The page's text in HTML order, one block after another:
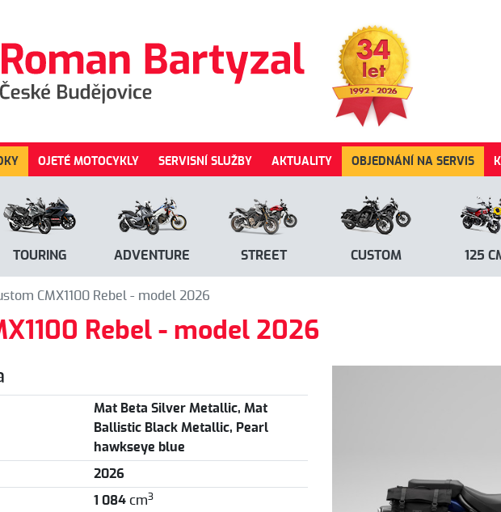
OJETÉ MOTOCYKLY SERVISNÍ SLUŽBY AKTUALITY OBJEDNÁNÍ NA SERVIS
TOURING ADVENTURE STREET CUSTOM 125
CMX1100 Rebel - model 2026
Rebel - model 2026
Mat Beta Silver Metallic, Mat
Ballistic Black Metallic, Pearl
hawkseye blue
2026
1 084cm3